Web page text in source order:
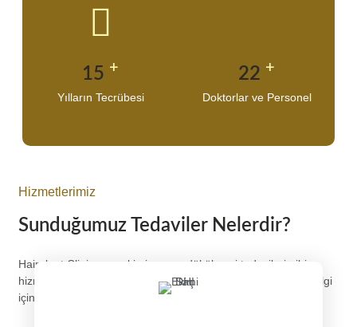
15 +
Yılların Tecrübesi
22 +
Doktorlar ve Personel
Hizmetlerimiz
Sunduğumuz Tedaviler Nelerdir?
Hairplant Clinic, saç ekimi ve saç dökülmesi tedavileri gibi
hizmetler sunmaktadır. Hizmetlerimiz hakkında daha fazla bilgi
için bizimle iletişime geçin.